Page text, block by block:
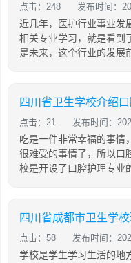
点击：248 发布时间：
近几年，医护行业事业发
相关专业学习，就是看到
是未来，这个行业的发展
四川省卫生学校介绍
点击：21 发布时间：
吃是一件非常幸福的事情
很难受的事情了，所以口
校是开设了口腔护理专业
四川省成都市卫生学
点击：58 发布时间：
学校是学生学习生活的地